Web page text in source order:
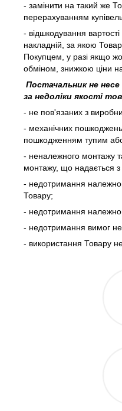
- замінити на такий же
перерахуванням
- відшкодування
накладній, за якою
Покупцем, у разі якщо
обміном, знижкою ціни
Постачальник не несе
за недоліки якості
- не пов'язаних з
- механічних
пошкодженням тупим
- неналежного монтажу
монтажу, що надається
- недотримання
Товару;
- недотримання
- недотримання вимог
- використання Товару